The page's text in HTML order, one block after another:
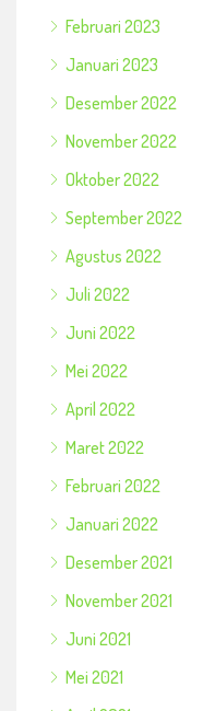
Februari 2023
Januari 2023
Desember 2022
November 2022
Oktober 2022
September 2022
Agustus 2022
Juli 2022
Juni 2022
Mei 2022
April 2022
Maret 2022
Februari 2022
Januari 2022
Desember 2021
November 2021
Juni 2021
Mei 2021